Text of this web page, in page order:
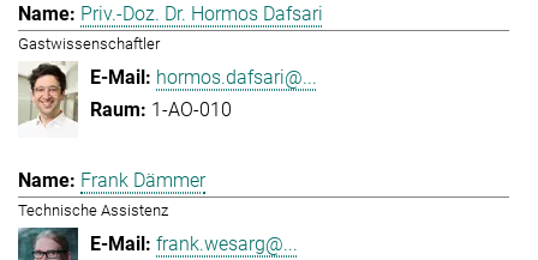
Priv.-Doz. Dr. Hormos Dafsari
Gastwissenschaftler
hormos.dafsari@...
1-AO-010
Frank Dämmer
Technische Assistenz
frank.wesarg@...